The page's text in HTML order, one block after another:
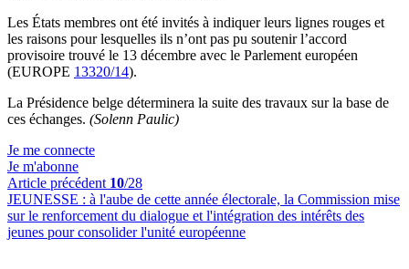
Les États membres ont été invités à indiquer leurs lignes rouges et
les raisons pour lesquelles ils n’ont pas pu soutenir l’accord
provisoire trouvé le 13 décembre avec le Parlement européen
(EUROPE 13320/14).
La Présidence belge déterminera la suite des travaux sur la base de
ces échanges. (Solenn Paulic)
Je me connecte
Je m'abonne
Article précédent 10/28
JEUNESSE : à l'aube de cette année électorale, la Commission mise
sur le renforcement du dialogue et l'intégration des intérêts des
jeunes pour consolider l'unité européenne